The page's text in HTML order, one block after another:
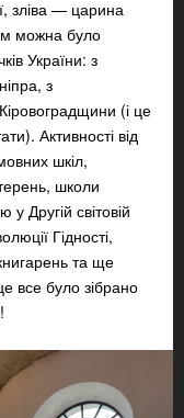
зліва — царина
можна було
України: з
з
(і це
Активності від
шкіл,
школи
Другій світовій
Гідності,
та ще
все було зібрано